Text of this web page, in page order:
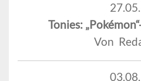
Tonies:
Von